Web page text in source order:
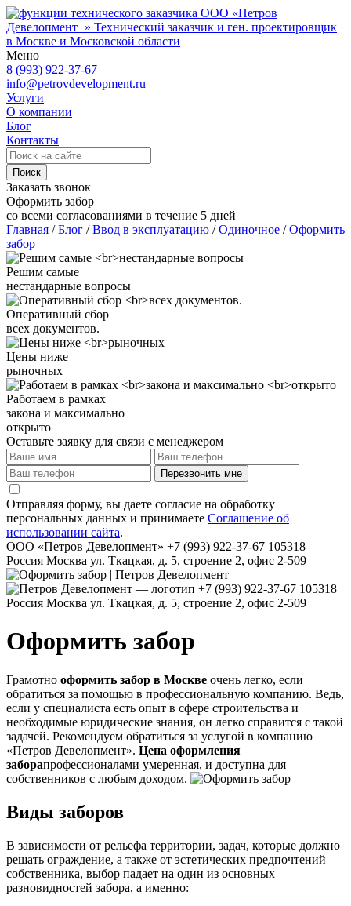
ООО «Петров
Девелопмент+» Технический заказчик и ген. проектировщик
в Москве и Московской области
Меню
8 (993) 922-37-67
info@petrovdevelopment.ru
Услуги
О компании
Блог
Контакты
Поиск
Заказать звонок
Оформить забор
со всеми согласованиями в течение 5 дней
Главная /Блог /Ввод в эксплуатацию /Одиночное /Оформить
забор
Решим самые
нестандарные вопросы
Оперативный сбор
всех документов.
Цены ниже
рыночных
Работаем в рамках
закона и максимально
открыто
Оставьте заявку для связи с менеджером
Перезвонить мне
Отправляя форму, вы даете согласие на обработку
персональных данных и принимаете Соглашение об
использовании сайта.
ООО «Петров Девелопмент» +7 (993) 922-37-67 105318
Россия Москва ул. Ткацкая, д. 5, строение 2, офис 2-509
+7 (993) 922-37-67 105318
Россия Москва ул. Ткацкая, д. 5, строение 2, офис 2-509
Оформить забор
Грамотно оформить забор в Москве очень легко, если
обратиться за помощью в профессиональную компанию. Ведь,
если у специалиста есть опыт в сфере строительства и
необходимые юридические знания, он легко справится с такой
задачей. Рекомендуем обратиться за услугой в компанию
«Петров Девелопмент». Цена оформления
заборапрофессионалами умеренная, и доступна для
собственников с любым доходом.
Виды заборов
В зависимости от рельефа территории, задач, которые должно
решать ограждение, а также от эстетических предпочтений
собственника, выбор падает на один из основных
разновидностей забора, а именно: